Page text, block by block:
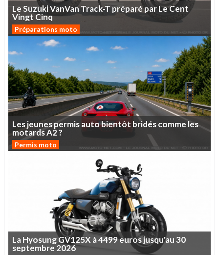
LeSuzukiVanVanTrack-TpréparéparLeCent
Vingt Cinq
Préparations moto
Lesjeunespermisautobientôt bridéscommeles
motardsA2?
Permis moto
LaHyosungGV125X à4499eurosjusqu'au30
septembre2026